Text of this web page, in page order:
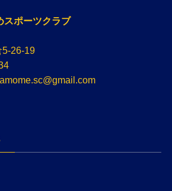
スポーツクラブ
26-19